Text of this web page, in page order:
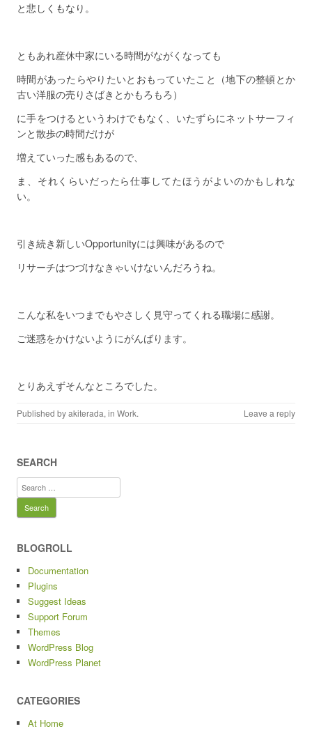
と悲しくもなり。
ともあれ産休中家にいる時間がながくなっても
時間があったらやりたいとおもっていたこと（地下の整頓とか
古い洋服の売りさばきとかもろもろ）
に手をつけるというわけでもなく、いたずらにネットサーフィ
ンと散歩の時間だけが
増えていった感もあるので、
ま、それくらいだったら仕事してたほうがよいのかもしれな
い。
引き続き新しいOpportunityには興味があるので
リサーチはつづけなきゃいけないんだろうね。
こんな私をいつまでもやさしく見守ってくれる職場に感謝。
ご迷惑をかけないようにがんばります。
とりあえずそんなところでした。
Published byakiterada, in Work. Leave a reply
SEARCH
Search
for:
BLOGROLL
Documentation
Plugins
Suggest Ideas
Support Forum
Themes
WordPress Blog
WordPress Planet
CATEGORIES
At Home